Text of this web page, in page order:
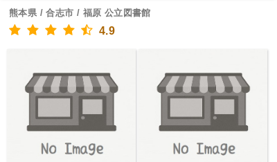
熊本県 / 合志市 / 福原 公立図書館
4.9